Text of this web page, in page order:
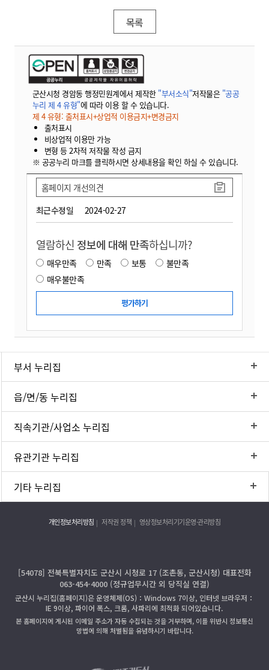
목록
군산시청 경암동 행정민원계에서 제작한 "부서소식"저작물은 "공공
누리 제 4 유형"에 따라 이용 할 수 있습니다.
제 4 유형: 출처표시+상업적 이용금지+변경금지
출처표시
비상업적 이용만 가능
변형 등 2차적 저작물 작성 금지
※ 공공누리 마크를 클릭하시면 상세내용을 확인 하실 수 있습니다.
최근수정일 2024-02-27
홈페이지 개선의견
열람하신 정보에 대해 만족하십니까?
매우만족 만족 보통
불만족
매우불만족
부서 누리집
읍/면/동 누리집
직속기관/사업소 누리집
유관기관 누리집
기타 누리집
개인정보처리방침 저작권 정책 영상정보처리기기운영·관리방침
[54078] 전북특별자치도 군산시 시청로 17 (조촌동, 군산시청) 대표전화
063-454-4000 (정규업무시간 외 당직실 연결)
군산시 누리집(홈페이지)은 운영체제(OS)：Windows 7이상, 인터넷 브라우저：
IE 9이상, 파이어 폭스, 크롬, 사파리에 최적화 되어있습니다.
본 홈페이지에 게시된 이메일 주소가 자동 수집되는 것을 거부하며, 이를 위반시 정보통신
망법에 의해 처벌됨을 유념하시기 바랍니다.